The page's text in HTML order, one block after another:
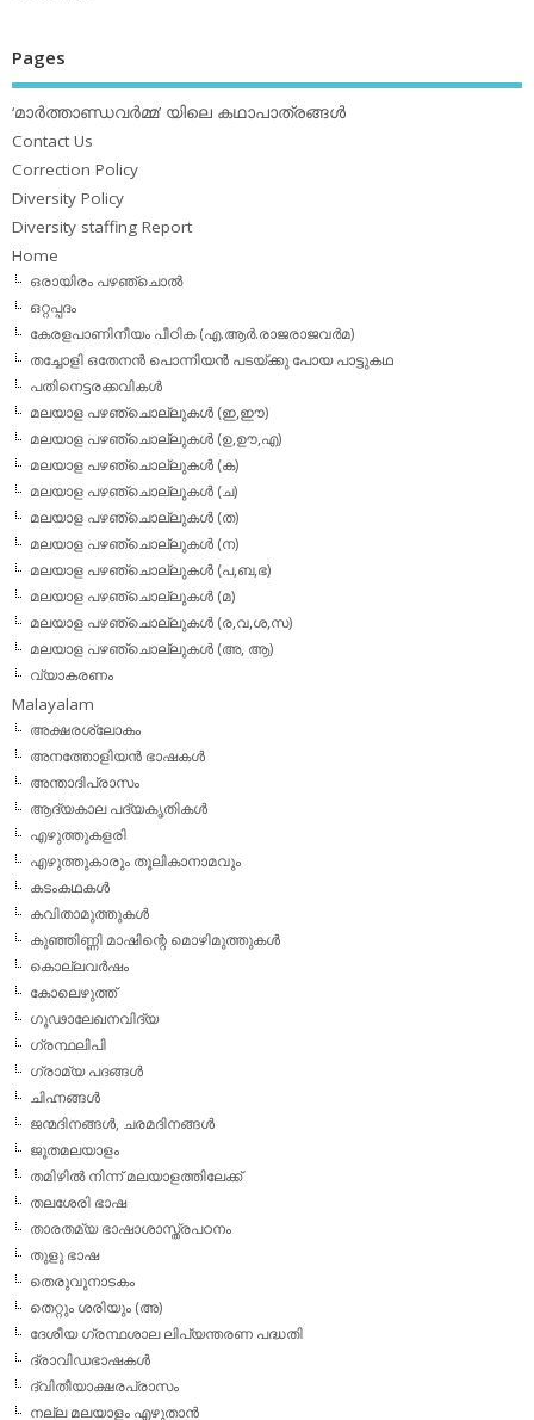
Pages
‘മാര്‍ത്താണ്ഡവര്‍മ്മ’ യിലെ കഥാപാത്രങ്ങള്‍
Contact Us
Correction Policy
Diversity Policy
Diversity staffing Report
Home
ഒരായിരം പഴഞ്ചൊല്‍
ഒറ്റപ്പദം
കേരളപാണിനീയം പീഠിക (എ.ആര്‍.രാജരാജവര്‍മ)
തച്ചോളി ഒതേനൻ പൊന്നിയൻ പടയ്‌ക്കു പോയ പാട്ടുകഥ
പതിനെട്ടരക്കവികള്‍
മലയാള പഴഞ്ചൊല്ലുകള്‍ (ഇ,ഈ)
മലയാള പഴഞ്ചൊല്ലുകള്‍ (ഉ,ഊ,എ)
മലയാള പഴഞ്ചൊല്ലുകള്‍ (ക)
മലയാള പഴഞ്ചൊല്ലുകള്‍ (ച)
മലയാള പഴഞ്ചൊല്ലുകള്‍ (ത)
മലയാള പഴഞ്ചൊല്ലുകള്‍ (ന)
മലയാള പഴഞ്ചൊല്ലുകള്‍ (പ,ബ,ഭ)
മലയാള പഴഞ്ചൊല്ലുകള്‍ (മ)
മലയാള പഴഞ്ചൊല്ലുകള്‍ (ര,വ,ശ,സ)
മലയാള പഴഞ്ചൊല്ലുകൾ (അ, ആ)
വ്യാകരണം
Malayalam
അക്ഷരശ്ലോകം
അനത്തോളിയന്‍ ഭാഷകള്‍
അന്താദിപ്രാസം
ആദ്യകാല പദ്യകൃതികള്‍
എഴുത്തുകളരി
എഴുത്തുകാരും തൂലികാനാമവും
കടംകഥകള്‍
കവിതാമുത്തുകള്‍
കുഞ്ഞിണ്ണി മാഷിന്റെ മൊഴിമുത്തുകള്‍
കൊല്ലവര്‍ഷം
കോലെഴുത്ത്
ഗൂഢാലേഖനവിദ്യ
ഗ്രന്ഥലിപി
ഗ്രാമ്യ പദങ്ങള്‍
ചിഹ്നങ്ങള്‍
ജന്മദിനങ്ങള്‍, ചരമദിനങ്ങള്‍
ജൂതമലയാളം
തമിഴില്‍ നിന്ന് മലയാളത്തിലേക്ക്
തലശേരി ഭാഷ
താരതമ്യ ഭാഷാശാസ്ത്രപഠനം
തുളു ഭാഷ
തെരുവുനാടകം
തെറ്റും ശരിയും (അ)
ദേശീയ ഗ്രന്ഥശാല ലിപ്യന്തരണ പദ്ധതി
ദ്രാവിഡഭാഷകള്‍
ദ്വിതീയാക്ഷരപ്രാസം
നല്ല മലയാളം എഴുതാന്‍